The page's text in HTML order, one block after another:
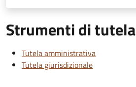
Strumenti di tutela
Tutela amministrativa
Tutela giurisdizionale